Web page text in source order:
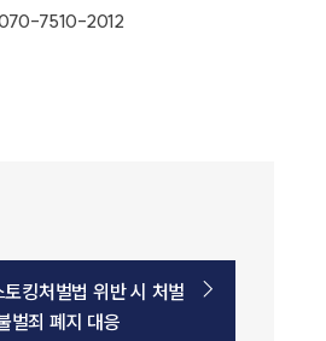
7510-2012
킹처벌법 위반 시 처벌
벌죄 폐지 대응